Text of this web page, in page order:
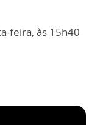
feira, às 15h40